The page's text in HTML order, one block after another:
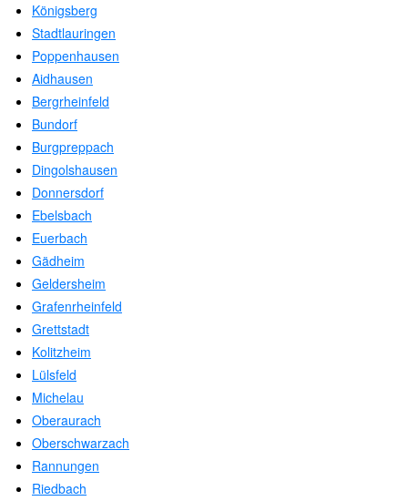
Königsberg
Stadtlauringen
Poppenhausen
Aidhausen
Bergrheinfeld
Bundorf
Burgpreppach
Dingolshausen
Donnersdorf
Ebelsbach
Euerbach
Gädheim
Geldersheim
Grafenrheinfeld
Grettstadt
Kolitzheim
Lülsfeld
Michelau
Oberaurach
Oberschwarzach
Rannungen
Riedbach